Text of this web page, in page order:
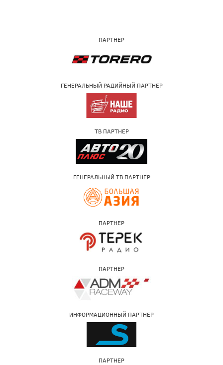
ПАРТНЕР
ГЕНЕРАЛЬНЫЙ РАДИЙНЫЙ ПАРТНЕР
ТВ ПАРТНЕР
ГЕНЕРАЛЬНЫЙ ТВ ПАРТНЕР
ПАРТНЕР
ПАРТНЕР
ИНФОРМАЦИОННЫЙ ПАРТНЕР
ПАРТНЕР